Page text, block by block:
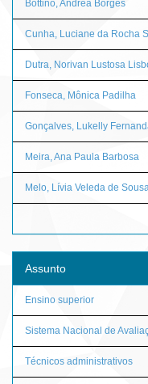
Bottino, Andréa Borges
Cunha, Luciane da Rocha
Dutra, Norivan Lustosa
Fonseca, Mônica Padilha
Gonçalves, Lukelly
Meira, Ana Paula Barbosa
Melo, Lívia Veleda de
Assunto
Ensino superior
Sistema Nacional de
Técnicos administrativos